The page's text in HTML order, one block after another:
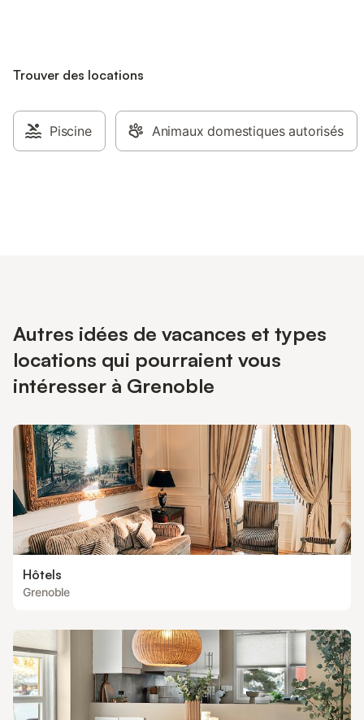
Trouver des locations
Piscine Animaux domestiques autorisés
Autres idées de vacances et types
locations qui pourraient vous
intéresser à Grenoble
Hôtels
Grenoble